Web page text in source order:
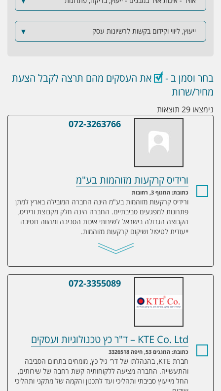
ייעוץ, ליווי וקידום בקשות לרשיונות עסק ▼
בחר וסמן ב -
את העסקים מהם תרצה לקבל הצעת
מחיר/שרות
נימצאו 29 תוצאות
ורידיס קרקעות מזוהמות בע"מ
072-3263766
ורידיס קרקעות מזוהמות בע"מ
כתובת: המנוף 3, רחובות
ורידיס קרקעות מזוהמות בע"מ הינה החברה המובילה בארץ למתן
פתרונות למפגעים סביבתיים. החברה הינה חלק מקבוצת ורידיס,
הקבוצה הגדולה בישראל לשירותי איכות הסביבה ומהווה חטיבה
ייעודית לטיפול ושיקום קרקעות מזוהמות.
KTE Co. Ltd – ד"ר כץ טכנולוגיות ועסקים
072-3355089
KTE Co. Ltd – ד"ר כץ טכנולוגיות ועסקים
כתובת: המגנים 53, חיפה 3326518
חברת KTE, בהנהלתו של דר' גיל כץ, מומחים בתחום הסביבה
והתעשייה. החברה מציעה ללקוחותיה קשת רחבה של שירותים,
החל מייעוץ סביבתי ותהליכי ועד לתכנון והקמה של מתקני ותהליכי